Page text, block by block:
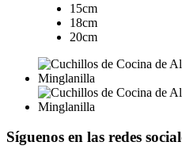
15cm
18cm
20cm
Síguenos en las redes